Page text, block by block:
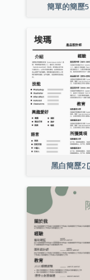
簡單的簡歷5
黑白簡歷2